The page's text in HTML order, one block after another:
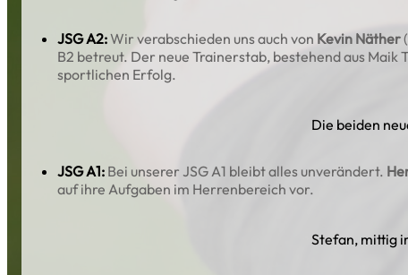
JSG A2:Wir verabschieden uns auch von Kevin Näther
B2 betreut. Der neue Trainerstab, bestehend aus Maik
sportlichen Erfolg.
Die beiden
JSG A1: Bei unserer JSG A1 bleibt alles unverändert.
auf ihre Aufgaben im Herrenbereich vor.
Stefan, mittig